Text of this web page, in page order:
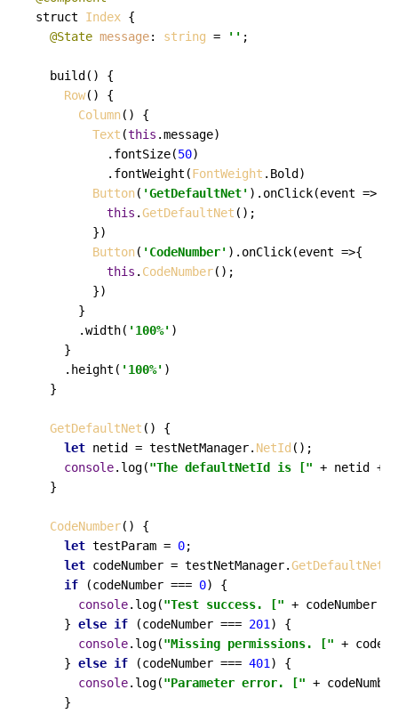
struct Index {
@State message: string = '' ;
build ( ) {
Row() {
Column() {
Text (this .message)
          .
fontSize(50)
          .
fontWeight (FontWeight . Bold )
Button( 'GetDefaultNet' ). onClick(event =>
this .GetDefaultNet ();
        })
Button( 'CodeNumber' ). onClick(event =>{
this . CodeNumber();
        })
      }
      .
width( '100%' )
    }
    .
height ( '100%' )
  }
GetDefaultNet () {
let netid = testNetManager. NetId ();
console. log("The defaultNetId is [" + netid +
  }
CodeNumber() {
let testParam = 0;
let codeNumber = testNetManager.GetDefaultNet
if (codeNumber === 0) {
console. log("Test success. [" + codeNumber +
    }
else if (codeNumber === 201 ) {
console. log("Missing permissions. [" +
    }
else if (codeNumber === 401 ) {
console. log("Parameter error. [" +
    }